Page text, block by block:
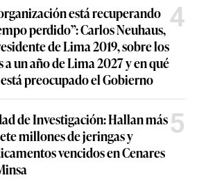
está recuperando
perdido”: Carlos Neuhaus,
de Lima 2019, sobre los
a un año de Lima 2027 y en qué
preocupado el Gobierno
4
de Investigación: Hallan más
millones de jeringas y
vencidos en Cenares
5